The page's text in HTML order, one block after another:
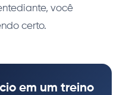
você
certo.
em um treino